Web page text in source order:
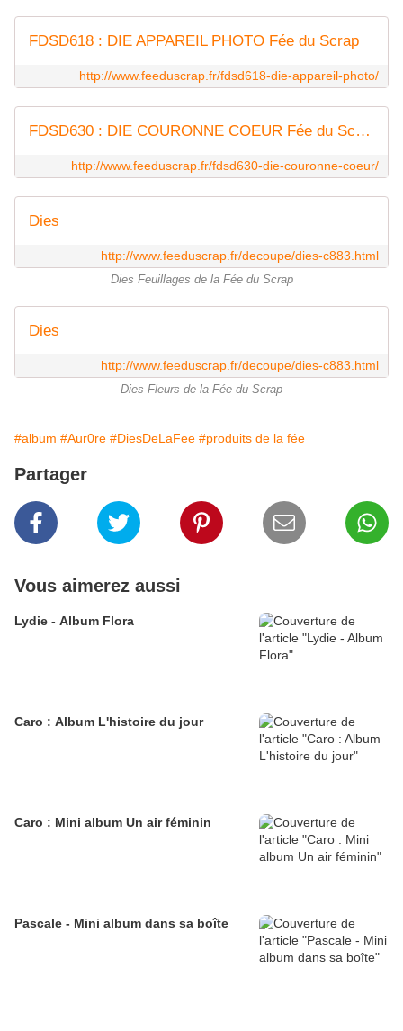
FDSD618 : DIE APPAREIL PHOTO Fée du Scrap
http://www.feeduscrap.fr/fdsd618-die-appareil-photo/
FDSD630 : DIE COURONNE COEUR Fée du Scrap
http://www.feeduscrap.fr/fdsd630-die-couronne-coeur/
Dies
http://www.feeduscrap.fr/decoupe/dies-c883.html
Dies Feuillages de la Fée du Scrap
Dies
http://www.feeduscrap.fr/decoupe/dies-c883.html
Dies Fleurs de la Fée du Scrap
#album #Aur0re #DiesDeLaFee #produits de la fée
Partager
Vous aimerez aussi
Lydie - Album Flora
Caro : Album L'histoire du jour
Caro : Mini album Un air féminin
Pascale - Mini album dans sa boîte